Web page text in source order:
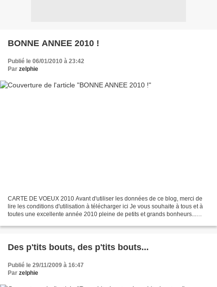
BONNE ANNEE 2010 !
Publié le 06/01/2010 à 23:42
Par zelphie
CARTE DE VOEUX 2010 Avant d'utiliser les données de ce blog, merci de
lire les conditions d'utilisation à télécharger ici Je vous souhaite à tous et à
toutes une excellente année 2010 pleine de petits et grands bonheurs...
Des p'tits bouts, des p'tits bouts...
Publié le 29/11/2009 à 16:47
Par zelphie